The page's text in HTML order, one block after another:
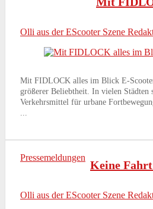
Olli aus der EScooter Szene
Mit FIDLOCK alles im Blick E-
größerer Beliebtheit. In vielen Städten
Verkehrsmittel für urbane
...
Pressemeldungen
Keine
Olli aus der EScooter Szene